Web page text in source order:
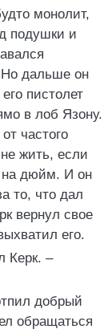
монолит,
подушки и
Но дальше он
пистолет
в лоб Язону.
частого
жить, если
на дюйм. И он
то, что дал
вернул свое
его.
Керк. –
добрый
обращаться